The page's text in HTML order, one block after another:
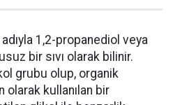
1,2-propanediol veya
bir sıvı olarak bilinir.
grubu olup, organik
olarak kullanılan bir